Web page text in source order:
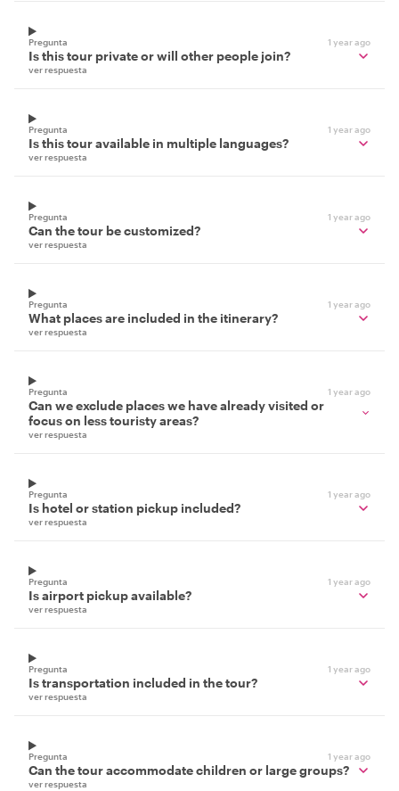
Pregunta 1 year ago
Is this tour private or will other people join?
ver respuesta
Pregunta 1 year ago
Is this tour available in multiple languages?
ver respuesta
Pregunta 1 year ago
Can the tour be customized?
ver respuesta
Pregunta 1 year ago
What places are included in the itinerary?
ver respuesta
Pregunta 1 year ago
Can we exclude places we have already visited or
focus on less touristy areas?
ver respuesta
Pregunta 1 year ago
Is hotel or station pickup included?
ver respuesta
Pregunta 1 year ago
Is airport pickup available?
ver respuesta
Pregunta 1 year ago
Is transportation included in the tour?
ver respuesta
Pregunta 1 year ago
Can the tour accommodate children or large groups?
ver respuesta